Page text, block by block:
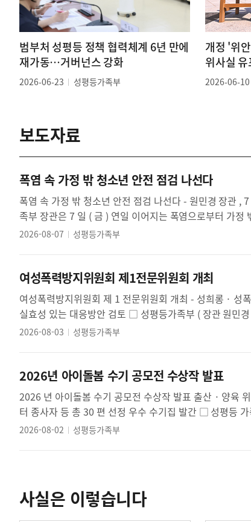
범부처 성평등 정책 협력체계 6년 만에
재가동…거버넌스 강화
2026-06-23 성평등가족부
개정 '위
위사실
2026-06-10
보도자료
폭염 속 가정 밖 청소년 안전 점검 나선다
폭염 속 가정 밖 청소년 안전 점검 나선다 - 원민경 장관 , 7 일 ( 금 ) 청소년쉼터 찾아 폭염 대응 · 안전관리 현장 점검 □ 원민경 성평등가
2026-08-07 성평등가족부
여성폭력방지위원회 제1전문위원회 개최
여성폭력방지위원회 제 1 전문위원회 개최 - 성희롱 · 성폭력 및 디지털 성범죄 대응 제도 개선 방안 논의 - 불법 유해사이트 제재 강화 등
2026-08-03 성평등가족부
2026년 아이돌봄 수기 공모전 수상작 발표
2026 년 아이돌봄 수기 공모전 수상작 발표 출산 · 양육 위기 극복 등 현장의 따뜻한 돌봄 이야기 발굴 이용자 · 아이돌봄사 · 아이돌봄센
2026-08-02 성평등가족부
사실은 이렇습니다